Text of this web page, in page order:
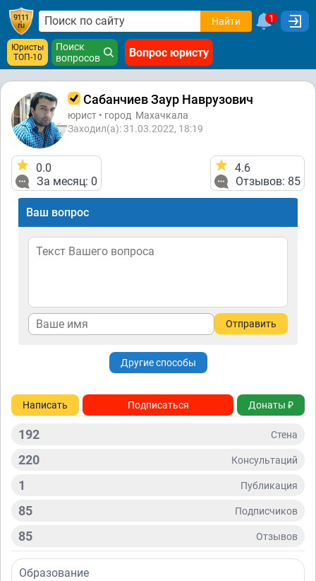
Найти 1
Юристы
ТОП-10
Поиск
вопросов
Вопрос юристу
Сабанчиев Заур Наврузович
юрист • город Махачкала
Заходил(а): 31.03.2022, 18:19
0.0
За месяц: 0
4.6
Отзывов: 85
Ваш вопрос
Отправить
Другие способы
Написать Подписаться Донаты ₽
192 Стена
220 Консультаций
1 Публикация
85 Подписчиков
85 Отзывов
Образование